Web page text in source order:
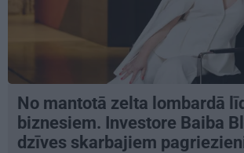
No mantotā zelta lombardā
biznesiem. Investore Baiba
dzīves skarbajiem